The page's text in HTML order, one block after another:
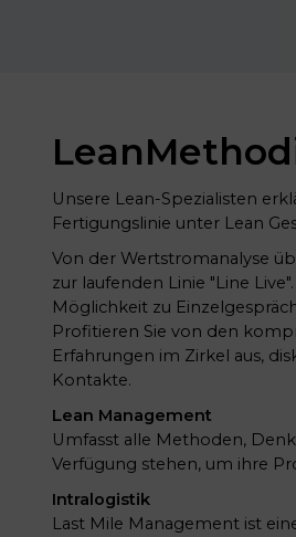
Unsere Lean-Spezialisten
Fertigungslinie unter Lean
Von der Wertstromanalyse
zur laufenden Linie "Line
Möglichkeit zu
Profitieren Sie von den
Erfahrungen im Zirkel aus,
Kontakte.
Lean Management
Umfasst alle Methoden,
Verfügung stehen, um ihre
Intralogistik
Last Mile Management ist